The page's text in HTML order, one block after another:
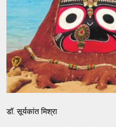
डॉ. सूर्यकांत मिश्रा